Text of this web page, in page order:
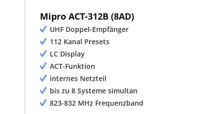
Mipro ACT-312B (8AD)
UHF Doppel-Empfänger
112 Kanal Presets
LC Display
ACT-Funktion
internes Netzteil
bis zu 8 Systeme simultan
823-832 MHz Frequenzband